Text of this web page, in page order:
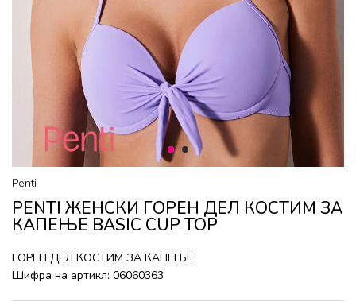
1 2
Penti
PENTI ЖЕНСКИ ГОРEН ДЕЛ КОСТИМ ЗА
КАПЕЊЕ BASIC CUP TOP
ГОРEН ДЕЛ КОСТИМ ЗА КАПЕЊЕ
Шифра на артикл: 06060363